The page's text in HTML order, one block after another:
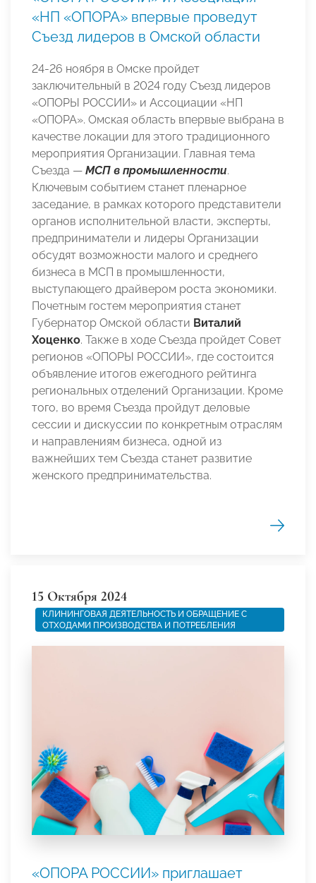
«НП «ОПОРА» впервые проведут
Съезд лидеров в Омской области
24-26 ноября в Омске пройдет
заключительный в 2024 году Съезд лидеров
«ОПОРЫ РОССИИ» и Ассоциации «НП
«ОПОРА». Омская область впервые выбрана в
качестве локации для этого традиционного
мероприятия Организации. Главная тема
Съезда — МСП в промышленности.
Ключевым событием станет пленарное
заседание, в рамках которого представители
органов исполнительной власти, эксперты,
предприниматели и лидеры Организации
обсудят возможности малого и среднего
бизнеса в МСП в промышленности,
выступающего драйвером роста экономики.
Почетным гостем мероприятия станет
Губернатор Омской области Виталий
Хоценко. Также в ходе Съезда пройдет Совет
регионов «ОПОРЫ РОССИИ», где состоится
объявление итогов ежегодного рейтинга
региональных отделений Организации. Кроме
того, во время Съезда пройдут деловые
сессии и дискуссии по конкретным отраслям
и направлениям бизнеса, одной из
важнейших тем Съезда станет развитие
женского предпринимательства.
15 Октября 2024
КЛИНИНГОВАЯ ДЕЯТЕЛЬНОСТЬ И ОБРАЩЕНИЕ С
ОТХОДАМИ ПРОИЗВОДСТВА И ПОТРЕБЛЕНИЯ
«ОПОРА РОССИИ» приглашает